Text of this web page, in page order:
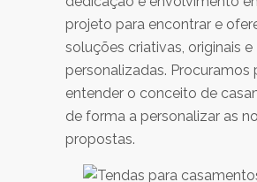
projeto para encontrar e
soluções criativas, originais e
personalizadas. Procuramos
entender o conceito de
de forma a personalizar as
propostas.